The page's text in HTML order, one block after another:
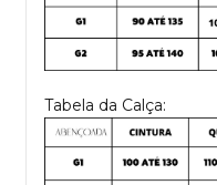
Tabela da Calça: